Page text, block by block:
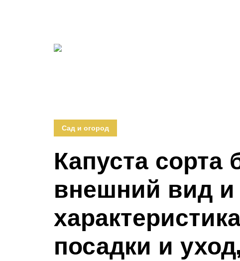
Сад и огород
Капуста сорта
внешний вид и
посадки и